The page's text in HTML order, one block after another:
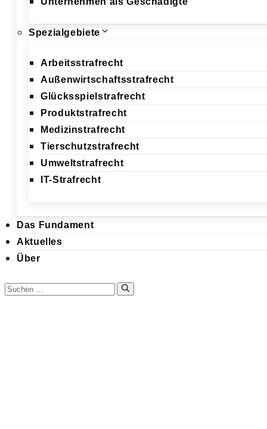
Spezialgebiete
Arbeitsstrafrecht
Außenwirtschaftsstrafrecht
Glücksspielstrafrecht
Produktstrafrecht
Medizinstrafrecht
Tierschutzstrafrecht
Umweltstrafrecht
IT-Strafrecht
Das Fundament
Aktuelles
Über
Suchen